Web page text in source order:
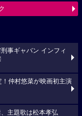
事ギャバン インフィ
！仲村悠菜が映画初主演
主題歌は松本孝弘